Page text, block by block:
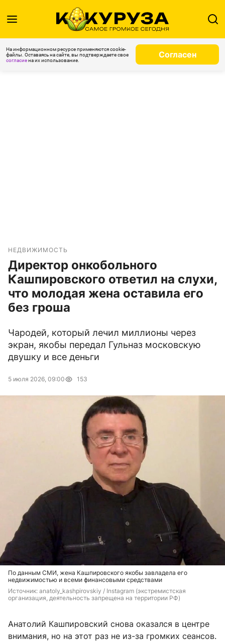
На информационном ресурсе применяются cookie-
файлы. Оставаясь на сайте, вы подтверждаете свое
согласиена их использование.
Согласен
НЕДВИЖИМОСТЬ
Директор онкобольного
Кашпировского ответил на слухи,
что молодая жена оставила его
без гроша
Чародей, который лечил миллионы через
экран, якобы передал Гульназ московскую
двушку и все деньги
5 июля 2026, 09:00 153
По данным СМИ, жена Кашпировского якобы завладела его
недвижимостью и всеми финансовыми средствами
Источник: anatoly_kashpirovskiy / Instagram (экстремистская
организация, деятельность запрещена на территории РФ)
Анатолий Кашпировский снова оказался в центре
внимания, но на этот раз не из-за громких сеансов.